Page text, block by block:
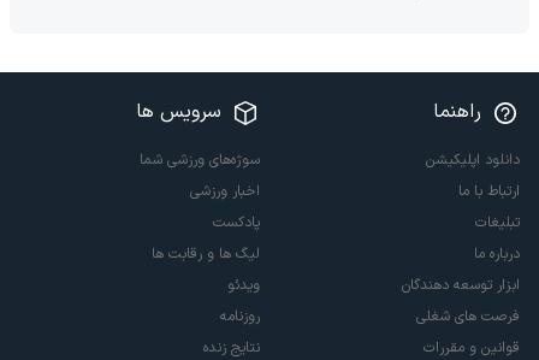
راهنما
دانلود اپلیکیشن
ارتباط با ما
تبلیغات
درباره ما
ابزار توسعه دهندگان
فرصت های شغلی
قوانین و مقررات
سرویس ها
سوژه‌های ورزشی شما
اخبار ورزشی
پادکست
لیگ ها و رقابت ها
ویدئو
روزنامه
نتایج زنده